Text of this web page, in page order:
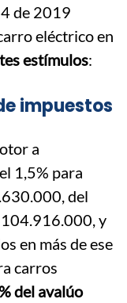
de 2019
eléctrico en
estímulos:
impuestos
a
1,5% para
del
y
en más de ese
carros
del avalúo